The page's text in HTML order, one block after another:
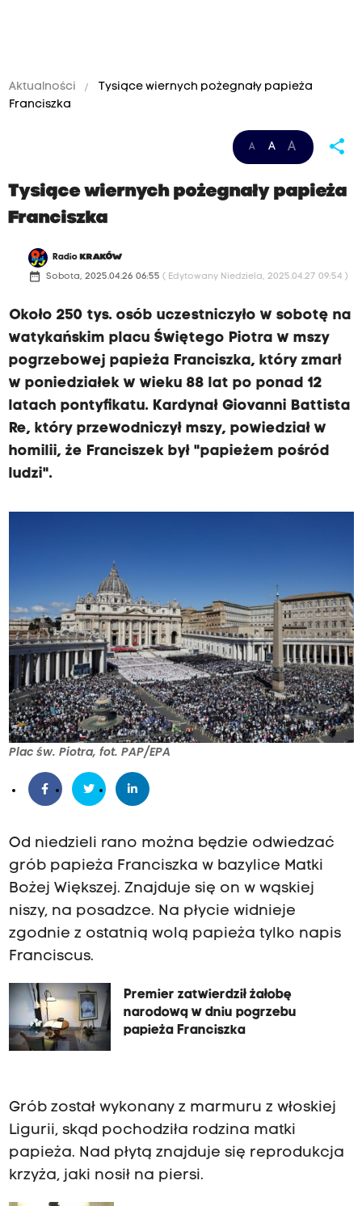
Aktualności
Tysiące wiernych pożegnały papieża
Franciszka
A A A share
Tysiące wiernych pożegnały papieża
Franciszka
Radio KRAKÓW
date_range Sobota, 2025.04.26 06:55 ( Edytowany Niedziela, 2025.04.27 09:54 )
Około 250 tys. osób uczestniczyło w sobotę na
watykańskim placu Świętego Piotra w mszy
pogrzebowej papieża Franciszka, który zmarł
w poniedziałek w wieku 88 lat po ponad 12
latach pontyfikatu. Kardynał Giovanni Battista
Re, który przewodniczył mszy, powiedział w
homilii, że Franciszek był "papieżem pośród
ludzi".
Plac św. Piotra, fot. PAP/EPA
Od niedzieli rano można będzie odwiedzać
grób papieża Franciszka w bazylice Matki
Bożej Większej. Znajduje się on w wąskiej
niszy, na posadzce. Na płycie widnieje
zgodnie z ostatnią wolą papieża tylko napis
Franciscus.
Premier zatwierdził żałobę
narodową w dniu pogrzebu
papieża Franciszka
Grób został wykonany z marmuru z włoskiej
Ligurii, skąd pochodziła rodzina matki
papieża. Nad płytą znajduje się reprodukcja
krzyża, jaki nosił na piersi.